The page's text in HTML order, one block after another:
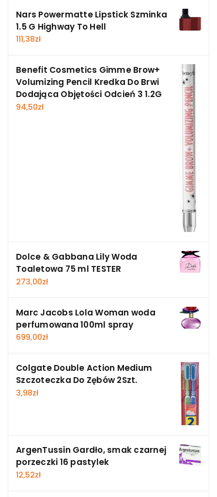
Nars Powermatte Lipstick Szminka
1.5 G Highway To Hell
111,38zł
Benefit Cosmetics Gimme Brow+
Volumizing Pencil Kredka Do Brwi
Dodająca Objętości Odcień 3 1.2G
94,50zł
Dolce & Gabbana Lily Woda
Toaletowa 75 ml TESTER
273,00zł
Marc Jacobs Lola Woman woda
perfumowana 100ml spray
699,00zł
Colgate Double Action Medium
Szczoteczka Do Zębów 2Szt.
3,98zł
ArgenTussin Gardło, smak czarnej
porzeczki 16 pastylek
12,52zł